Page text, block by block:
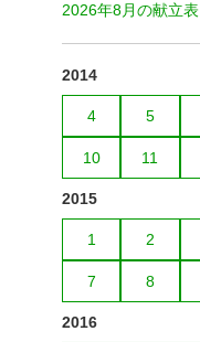
2026年8月の献立表
2014
4 5
10 11
2015
1 2
7 8
2016